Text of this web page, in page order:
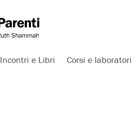
Incontri e Libri Corsi e laboratori